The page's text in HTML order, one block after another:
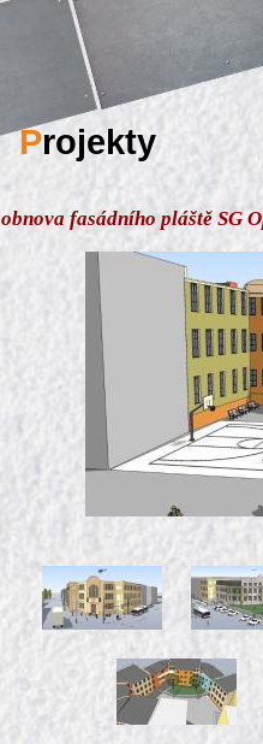
Projekty
obnova fasádního pláště SG